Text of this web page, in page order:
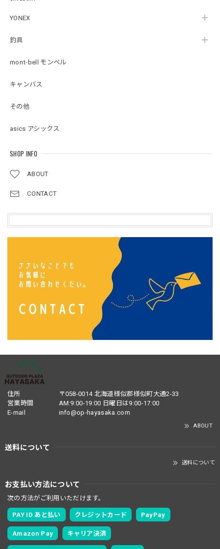
YONEX
釣具
mont-bell モンベル
キャンバス
その他
asics アシックス
SHOP INFO
ABOUT
CONTACT
住所
〒058-0014 北海道様似郡様似町大通2-33
営業時間
AM:9:00-19:00 日曜日は9:00-17:00
E-mail
info@op-hayasaka.com
ABOUT
送料について
送料について
お支払い方法について
次の方法がご利用いただけます。
PAY ID あと払い クレジットカード PayPay
Amazon Pay キャリア決済